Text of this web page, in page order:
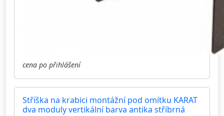
cena po přihlášení
Stříška na krabici montážní pod omítku KARAT
dva moduly vertikální barva antika stříbrná